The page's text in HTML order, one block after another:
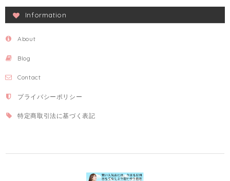
Information
About
Blog
Contact
プライバシーポリシー
特定商取引法に基づく表記